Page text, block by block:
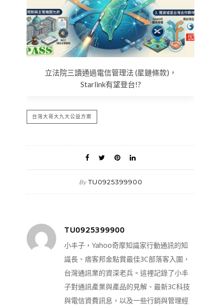
立法院三讀通過電信管理法 (星鏈條款)，
Starlink有望登台!?
台灣大哥大九大公益方案
By TU0925399900
TU0925399900
小丰子，Yahoo奇摩知識家行動通訊的知
識長、痞客邦金點賞最佳3C部落客入圍，
台灣通訊業的資深老兵。這裡記錄了小丰
子對通訊產業與產品的見解、最新3C科技
與電信資費訊息，以及一些行銷與管理經